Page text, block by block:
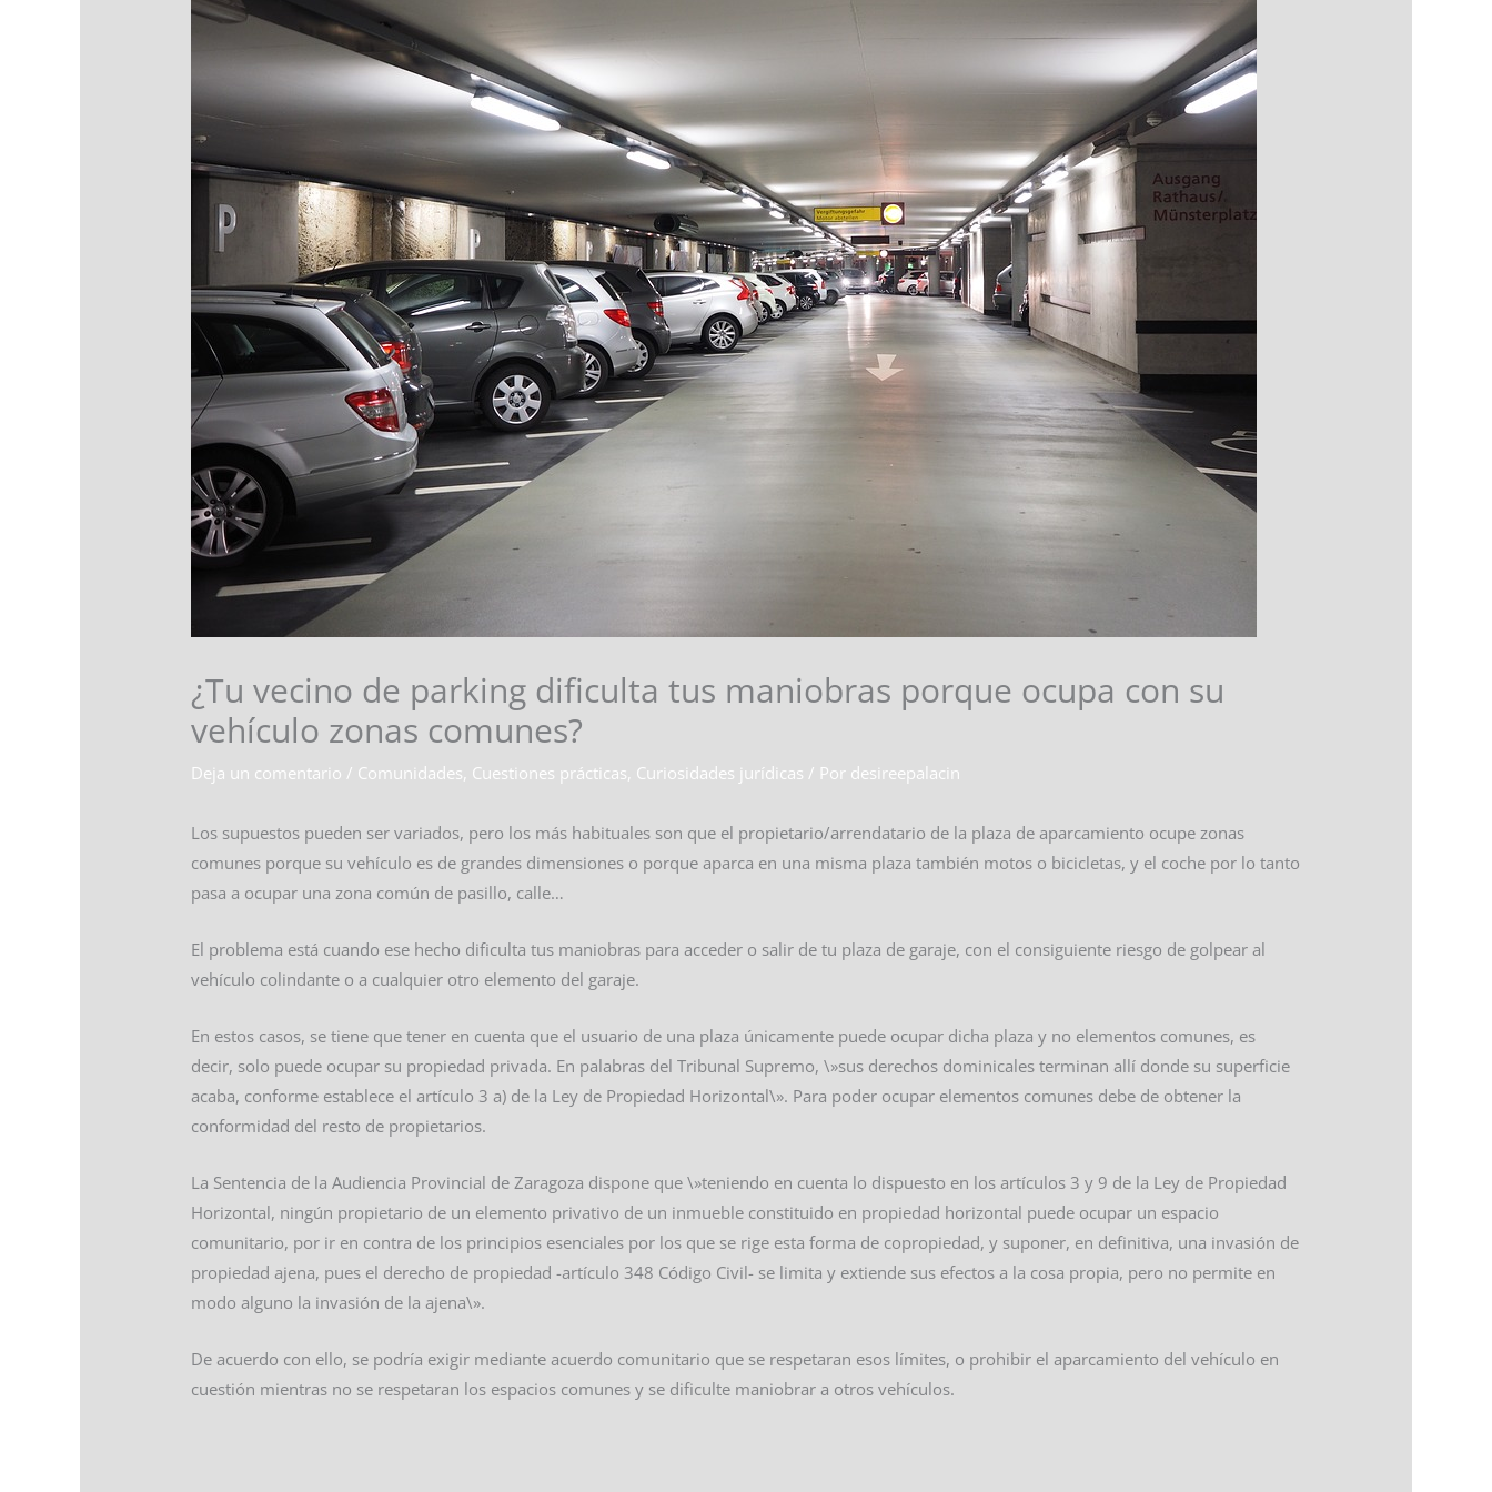
¿Tu vecino de parking dificulta tus maniobras porque ocupa con su
vehículo zonas comunes?
Deja un comentario / Comunidades, Cuestiones prácticas, Curiosidades jurídicas / Por desireepalacin
Los supuestos pueden ser variados, pero los más habituales son que el propietario/arrendatario de la plaza de aparcamiento ocupe zonas
comunes porque su vehículo es de grandes dimensiones o porque aparca en una misma plaza también motos o bicicletas, y el coche por lo tanto
pasa a ocupar una zona común de pasillo, calle…
El problema está cuando ese hecho dificulta tus maniobras para acceder o salir de tu plaza de garaje, con el consiguiente riesgo de golpear al
vehículo colindante o a cualquier otro elemento del garaje.
En estos casos, se tiene que tener en cuenta que el usuario de una plaza únicamente puede ocupar dicha plaza y no elementos comunes, es
decir, solo puede ocupar su propiedad privada. En palabras del Tribunal Supremo, \»sus derechos dominicales terminan allí donde su superficie
acaba, conforme establece el artículo 3 a) de la Ley de Propiedad Horizontal\». Para poder ocupar elementos comunes debe de obtener la
conformidad del resto de propietarios.
La Sentencia de la Audiencia Provincial de Zaragoza dispone que \»teniendo en cuenta lo dispuesto en los artículos 3 y 9 de la Ley de Propiedad
Horizontal, ningún propietario de un elemento privativo de un inmueble constituido en propiedad horizontal puede ocupar un espacio
comunitario, por ir en contra de los principios esenciales por los que se rige esta forma de copropiedad, y suponer, en definitiva, una invasión de
propiedad ajena, pues el derecho de propiedad -artículo 348 Código Civil- se limita y extiende sus efectos a la cosa propia, pero no permite en
modo alguno la invasión de la ajena\».
De acuerdo con ello, se podría exigir mediante acuerdo comunitario que se respetaran esos límites, o prohibir el aparcamiento del vehículo en
cuestión mientras no se respetaran los espacios comunes y se dificulte maniobrar a otros vehículos.